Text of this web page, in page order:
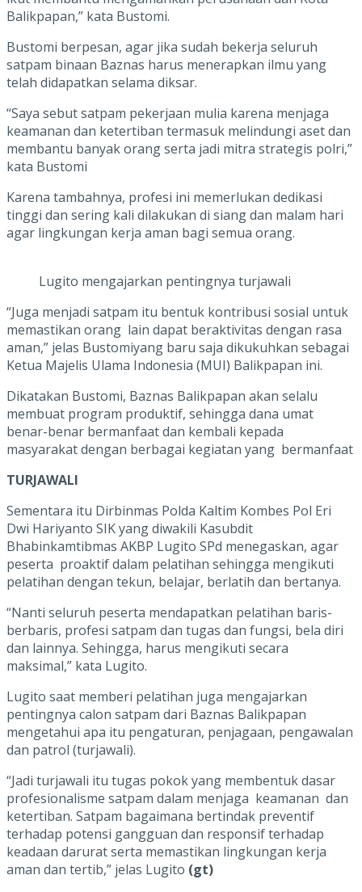
Balikpapan,” kata Bustomi.
Bustomi berpesan, agar jika sudah bekerja seluruh
satpam binaan Baznas harus menerapkan ilmu yang
telah didapatkan selama diksar.
“Saya sebut satpam pekerjaan mulia karena menjaga
keamanan dan ketertiban termasuk melindungi aset dan
membantu banyak orang serta jadi mitra strategis polri,”
kata Bustomi
Karena tambahnya, profesi ini memerlukan dedikasi
tinggi dan sering kali dilakukan di siang dan malam hari
agar lingkungan kerja aman bagi semua orang.
Lugito mengajarkan pentingnya turjawali
“Juga menjadi satpam itu bentuk kontribusi sosial untuk
memastikan orang lain dapat beraktivitas dengan rasa
aman,” jelas Bustomiyang baru saja dikukuhkan sebagai
Ketua Majelis Ulama Indonesia (MUI) Balikpapan ini.
Dikatakan Bustomi, Baznas Balikpapan akan selalu
membuat program produktif, sehingga dana umat
benar-benar bermanfaat dan kembali kepada
masyarakat dengan berbagai kegiatan yang bermanfaat
TURJAWALI
Sementara itu Dirbinmas Polda Kaltim Kombes Pol Eri
Dwi Hariyanto SIK yang diwakili Kasubdit
Bhabinkamtibmas AKBP Lugito SPd menegaskan, agar
peserta proaktif dalam pelatihan sehingga mengikuti
pelatihan dengan tekun, belajar, berlatih dan bertanya.
“Nanti seluruh peserta mendapatkan pelatihan baris-
berbaris, profesi satpam dan tugas dan fungsi, bela diri
dan lainnya. Sehingga, harus mengikuti secara
maksimal,” kata Lugito.
Lugito saat memberi pelatihan juga mengajarkan
pentingnya calon satpam dari Baznas Balikpapan
mengetahui apa itu pengaturan, penjagaan, pengawalan
dan patrol (turjawali).
“Jadi turjawali itu tugas pokok yang membentuk dasar
profesionalisme satpam dalam menjaga keamanan dan
ketertiban. Satpam bagaimana bertindak preventif
terhadap potensi gangguan dan responsif terhadap
keadaan darurat serta memastikan lingkungan kerja
aman dan tertib,” jelas Lugito (gt)